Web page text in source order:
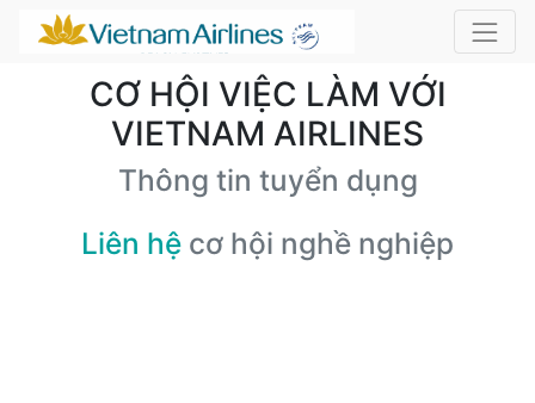
CƠ HỘI VIỆC LÀM VỚI
VIETNAM AIRLINES
Thông tin tuyển dụng
Liên hệ cơ hội nghề nghiệp